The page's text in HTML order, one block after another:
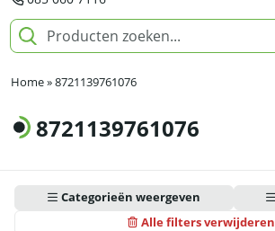
Home»8721139761076
8721139761076
Categorieën weergeven
Alle filters verwijderen